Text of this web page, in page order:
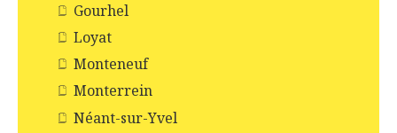
Gourhel
Loyat
Monteneuf
Monterrein
Néant-sur-Yvel